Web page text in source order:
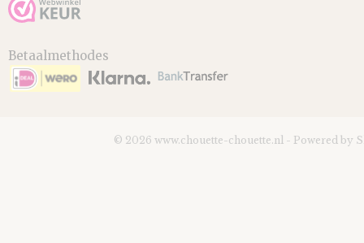
Betaalmethodes
© 2026 www.chouette-chouette.nl - Powered by